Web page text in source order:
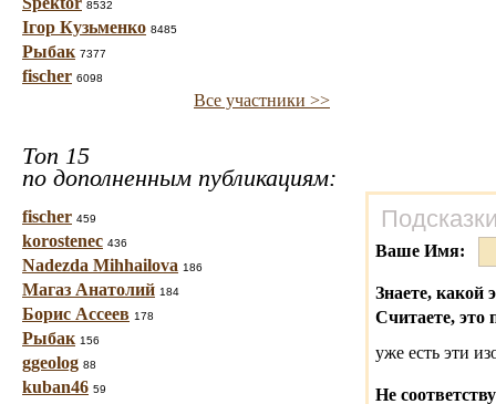
8532
Ігор Кузьменко 8485
Рыбак 7377
fischer 6098
Все участники >>
Топ 15
по дополненным публикациям:
fischer 459
korostenec 436
Nadezda Mihhailova 186
Магаз Анатолий 184
Борис Ассеев 178
Рыбак 156
ggeolog 88
kuban46 59
Ваше Имя:
Знаете, какой
Считаете, это
уже есть эти
Не